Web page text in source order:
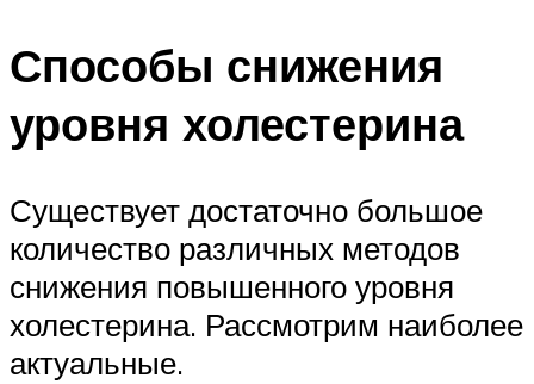
Способы снижения
уровня холестерина
Существует достаточно большое
количество различных методов
снижения повышенного уровня
холестерина. Рассмотрим наиболее
актуальные.